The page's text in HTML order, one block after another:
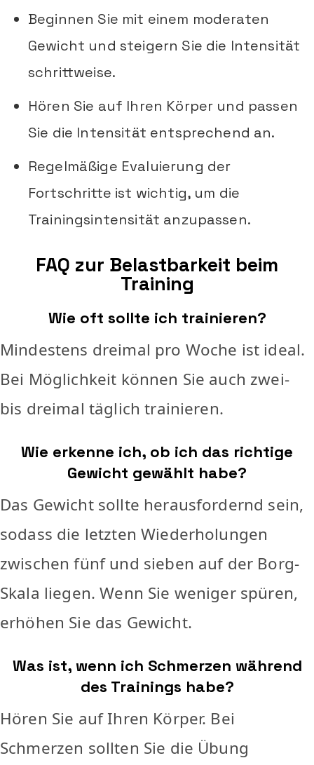
Beginnen Sie mit einem moderaten
Gewicht und steigern Sie die Intensität
schrittweise.
Hören Sie auf Ihren Körper und passen
Sie die Intensität entsprechend an.
Regelmäßige Evaluierung der
Fortschritte ist wichtig, um die
Trainingsintensität anzupassen.
FAQ zur Belastbarkeit beim
Training
Wie oft sollte ich trainieren?
Mindestens dreimal pro Woche ist ideal.
Bei Möglichkeit können Sie auch zwei-
bis dreimal täglich trainieren.
Wie erkenne ich, ob ich das richtige
Gewicht gewählt habe?
Das Gewicht sollte herausfordernd sein,
sodass die letzten Wiederholungen
zwischen fünf und sieben auf der Borg-
Skala liegen. Wenn Sie weniger spüren,
erhöhen Sie das Gewicht.
Was ist, wenn ich Schmerzen während
des Trainings habe?
Hören Sie auf Ihren Körper. Bei
Schmerzen sollten Sie die Übung